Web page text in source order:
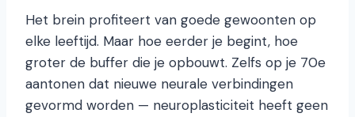
Het brein profiteert van goede gewoonten op
elke leeftijd. Maar hoe eerder je begint, hoe
groter de buffer die je opbouwt. Zelfs op je 70e
aantonen dat nieuwe neurale verbindingen
gevormd worden — neuroplasticiteit heeft geen